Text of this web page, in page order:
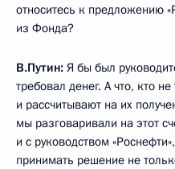
относитесь к предложению
из Фонда?
В.Путин: Я бы был
требовал денег. А что, кто
и рассчитывают на их
мы разговаривали на этот
и с руководством
принимать решение не